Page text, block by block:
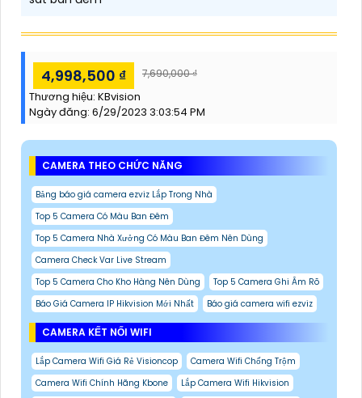
4,998,500 ₫ 7,690,000 ₫
Thương hiệu: KBvision
Ngày đăng: 6/29/2023 3:03:54 PM
CAMERA THEO CHỨC NĂNG
Bảng báo giá camera ezviz Lắp Trong Nhà
Top 5 Camera Có Màu Ban Đêm
Top 5 Camera Nhà Xưởng Có Màu Ban Đêm Nên Dùng
Camera Check Var Live Stream
Top 5 Camera Cho Kho Hàng Nên Dùng
Top 5 Camera Ghi Âm Rõ
Báo Giá Camera IP Hikvision Mới Nhất
Báo giá camera wifi ezviz
CAMERA KẾT NỐI WIFI
Lắp Camera Wifi Giá Rẻ Visioncop
Camera Wifi Chống Trộm
Camera Wifi Chính Hãng Kbone
Lắp Camera Wifi Hikvision